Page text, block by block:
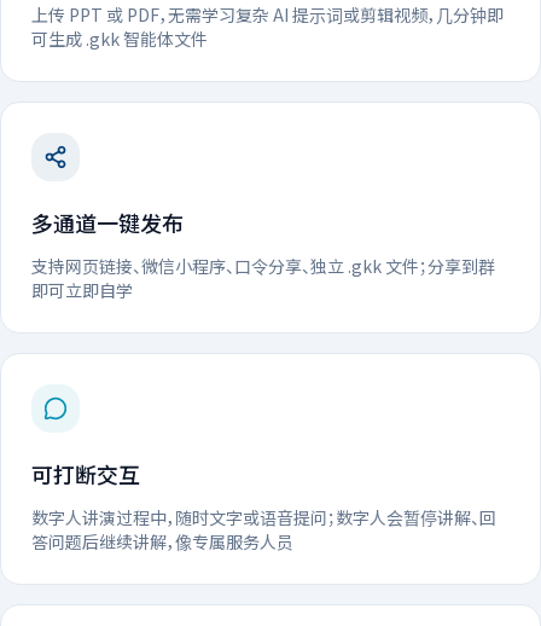
上传 PPT 或 PDF，无需学习复杂 AI 提示词或剪辑视频，几分钟即
可生成 .gkk 智能体文件
多通道一键发布
支持网页链接、微信小程序、口令分享、独立 .gkk 文件；分享到群
即可立即自学
可打断交互
数字人讲演过程中，随时文字或语音提问；数字人会暂停讲解、回
答问题后继续讲解，像专属服务人员